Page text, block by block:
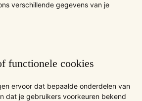
verschillende gegevens van je
functionele cookies
ervoor dat bepaalde onderdelen van
dat je gebruikers voorkeuren bekend